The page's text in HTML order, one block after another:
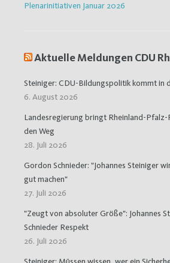
Plenarinitiativen Januar 2026
Aktuelle Meldungen CDU
Steiniger: CDU-Bildungspolitik kommt in
6. August 2026
Landesregierung bringt Rheinland-
den Weg
28. Juli 2026
Gordon Schnieder: "Johannes Steiniger
gut machen"
27. Juli 2026
"Zeugt von absoluter Größe": Johannes
Schnieder Respekt
26. Juli 2026